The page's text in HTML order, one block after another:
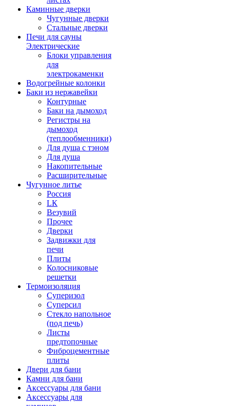
Каминные дверки
Чугунные дверки
Стальные дверки
Печи для сауны
Электрические
Блоки управления
для
электрокаменки
Водогрейные колонки
Баки из нержавейки
Контурные
Баки на дымоход
Регистры на
дымоход
(теплообменники)
Для душа с тэном
Для душа
Накопительные
Расширительные
Чугунное литье
Россия
LК
Везувий
Прочее
Дверки
Задвижки для
печи
Плиты
Колосниковые
решетки
Термоизоляция
Суперизол
Суперсил
Стекло напольное
(под печь)
Листы
предтопочные
Фиброцементные
плиты
Двери для бани
Камни для бани
Аксессуары для бани
Аксессуары для